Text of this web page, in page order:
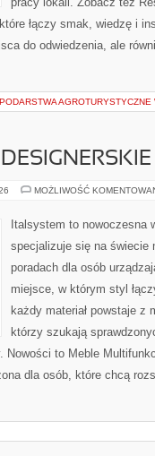
łączy smak, wiedzę i
do odwiedzenia, ale
AGROTURYSTYCZNE
MOŻLIWOŚĆ
Italsystem to nowoczesna
specjalizuje się na świecie
poradach dla osób
miejsce, w którym styl
każdy materiał powstaje z
którzy szukają
to Meble
dla osób, które chcą